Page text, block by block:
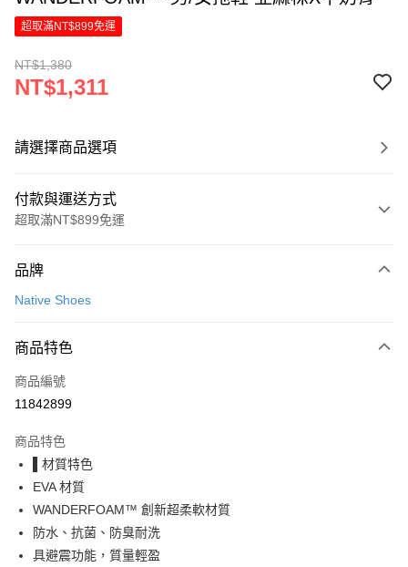
超取滿NT$899免運
NT$1,380
NT$1,311
請選擇商品選項
付款與運送方式
超取滿NT$899免運
信用卡一次付款
Apple Pay
街口支付
Google Pay
全盈+PAY
大哥付你分期
相關說明
【大哥付你分期使用說明】
品牌
Native Shoes
商品特色
商品編號
11842899
商品特色
▌材質特色
EVA 材質
WANDERFOAM™ 創新超柔軟材質
防水、抗菌、防臭耐洗
具避震功能，質量輕盈